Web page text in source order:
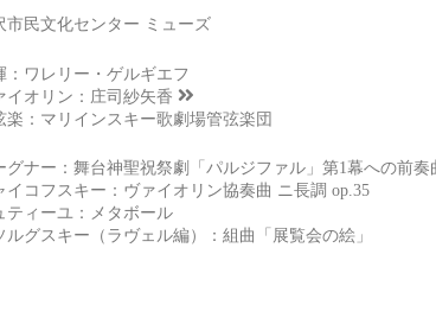
市民文化センター ミューズ
：ワレリー・ゲルギエフ
イオリン： 庄司紗矢香
楽：マリインスキー歌劇場管弦楽団
グナー：舞台神聖祝祭劇「パルジファル」第1幕への前奏
イコフスキー：ヴァイオリン協奏曲 ニ長調 op.35
ティーユ：メタボール
ルグスキー（ラヴェル編）：組曲「展覧会の絵」